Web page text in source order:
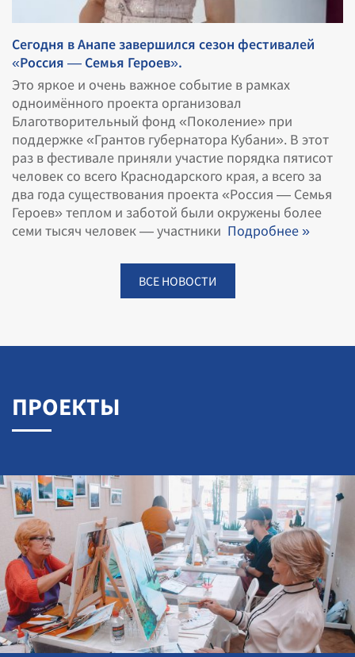
Сегодня в Анапе завершился сезон фестивалей
«Россия — Семья Героев».
Это яркое и очень важное событие в рамках
одноимённого проекта организовал
Благотворительный фонд «Поколение» при
поддержке «Грантов губернатора Кубани». В этот
раз в фестивале приняли участие порядка пятисот
человек со всего Краснодарского края, а всего за
два года существования проекта «Россия — Семья
Героев» теплом и заботой были окружены более
семи тысяч человек — участники Подробнее »
ВСЕ НОВОСТИ
ПРОЕКТЫ